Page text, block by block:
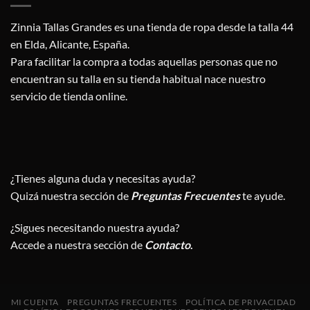
Zinnia Tallas Grandes es una tienda de ropa desde la talla 44
en Elda, Alicante, España.
Para facilitar la compra a todas aquellas personas que no
encuentran su talla en su tienda habitual nace nuestro
servicio de tienda online.
¿Tienes alguna duda y necesitas ayuda?
Quizá nuestra sección de Preguntas Frecuenteste ayude.
¿Sigues necesitando nuestra ayuda?
Accede a nuestra sección de Contacto.
MI CUENTA PREGUNTAS FRECUENTES
POLÍTICA DE PRIVACIDAD